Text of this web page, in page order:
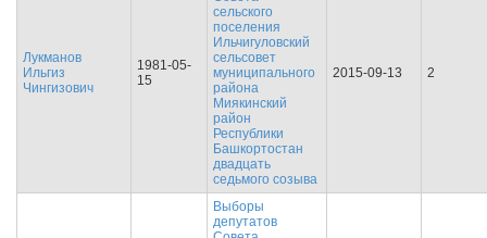
Лукманов
Ильгиз
Чингизович
1981-05-
15
сельского
поселения
Ильчигуловский
сельсовет
муниципального
района
Миякинский
район
Республики
Башкортостан
двадцать
седьмого созыва
2015-09-13 2
Выборы
депутатов